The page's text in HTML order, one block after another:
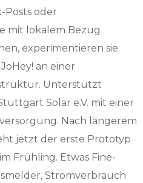
Posts oder
mit lokalem Bezug
experimentieren sie
an einer
Unterstützt
Solar e.V. mit einer
Nach längerem
jetzt der erste Prototyp
Frühling. Etwas Fine-
Stromverbrauch